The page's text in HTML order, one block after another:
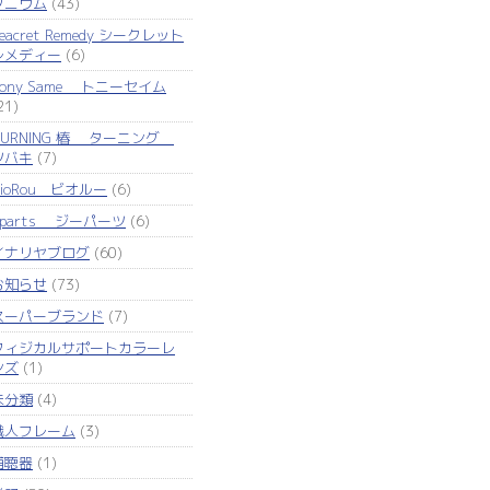
Remedy シークレット
メディー (6)
Same トニーセイム
椿 ターニング
バキ (7)
ビオルー (6)
ジーパーツ (6)
ナリヤブログ (60)
知らせ (73)
ーパーブランド (7)
ィジカルサポートカラーレ
ズ (1)
分類 (4)
人フレーム (3)
聴器 (1)